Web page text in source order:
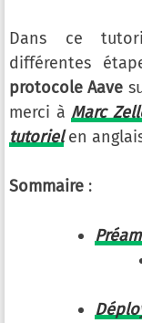
Dans ce
différentes
protocole Aave
merci à Marc
tutorielen
Sommaire :